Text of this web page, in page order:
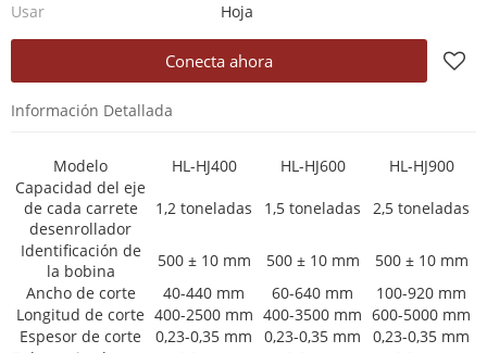
Usar
Hoja
Conecta ahora
Información Detallada
Modelo HL-HJ400 HL-HJ600
HL-HJ900
Capacidad del eje
de cada carrete
desenrollador
1,2 toneladas 1,5 toneladas 2,5 toneladas
Identificación de
la bobina
500 ± 10 mm 500 ± 10 mm
500 ± 10 mm
Ancho de corte
40-440 mm 60-640 mm
100-920 mm
Longitud de corte 400-2500 mm 400-3500 mm 600-5000 mm
Espesor de corte
0,23-0,35 mm 0,23-0,35 mm
0,23-0,35 mm